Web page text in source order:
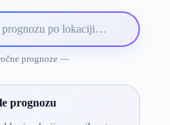
prognoze —
prognozu